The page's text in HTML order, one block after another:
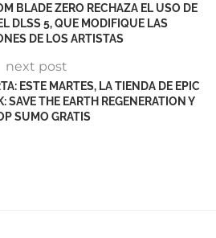
BLADE ZERO RECHAZA EL USO DE
DLSS 5, QUE MODIFIQUE LAS
DE LOS ARTISTAS
next post
ESTE MARTES, LA TIENDA DE EPIC
SAVE THE EARTH REGENERATION Y
SUMO GRATIS